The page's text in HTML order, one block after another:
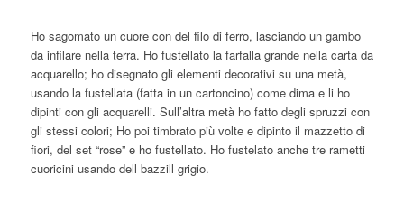
Ho sagomato un cuore con del filo di ferro, lasciando un gambo
da infilare nella terra. Ho fustellato la farfalla grande nella carta da
acquarello; ho disegnato gli elementi decorativi su una metà,
usando la fustellata (fatta in un cartoncino) come dima e li ho
dipinti con gli acquarelli. Sull’altra metà ho fatto degli spruzzi con
gli stessi colori; Ho poi timbrato più volte e dipinto il mazzetto di
fiori, del set “rose” e ho fustellato. Ho fustelato anche tre rametti
cuoricini usando dell bazzill grigio.